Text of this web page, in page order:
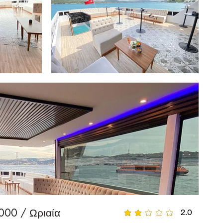
/ Ωριαία 2.0
η μέση βαθμολογία είναι 2